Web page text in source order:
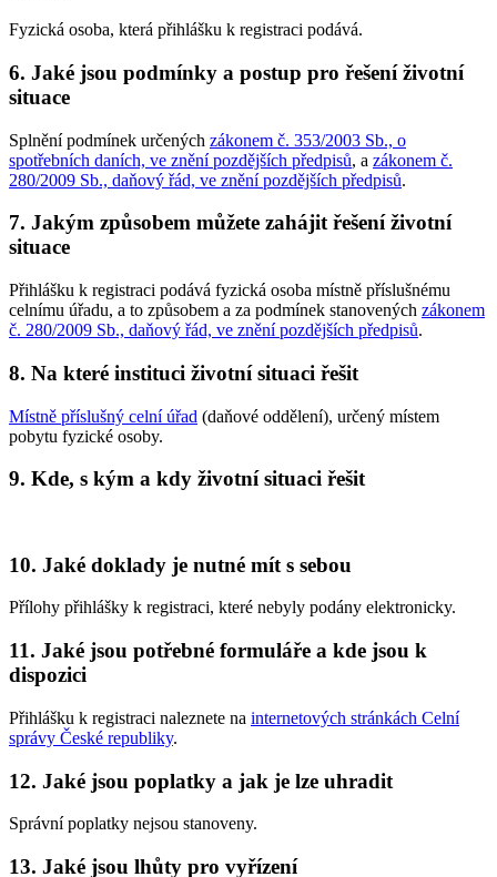
Fyzická osoba, která přihlášku k registraci podává.
6. Jaké jsou podmínky a postup pro řešení životní
situace
Splnění podmínek určených zákonem č. 353/2003 Sb., o
spotřebních daních, ve znění pozdějších předpisů, a zákonem č.
280/2009 Sb., daňový řád, ve znění pozdějších předpisů.
7. Jakým způsobem můžete zahájit řešení životní
situace
Přihlášku k registraci podává fyzická osoba místně příslušnému
celnímu úřadu, a to způsobem a za podmínek stanovených zákonem
č. 280/2009 Sb., daňový řád, ve znění pozdějších předpisů.
8. Na které instituci životní situaci řešit
Místně příslušný celní úřad (daňové oddělení), určený místem
pobytu fyzické osoby.
9. Kde, s kým a kdy životní situaci řešit
10. Jaké doklady je nutné mít s sebou
Přílohy přihlášky k registraci, které nebyly podány elektronicky.
11. Jaké jsou potřebné formuláře a kde jsou k
dispozici
Přihlášku k registraci naleznete na internetových stránkách Celní
správy České republiky.
12. Jaké jsou poplatky a jak je lze uhradit
Správní poplatky nejsou stanoveny.
13. Jaké jsou lhůty pro vyřízení